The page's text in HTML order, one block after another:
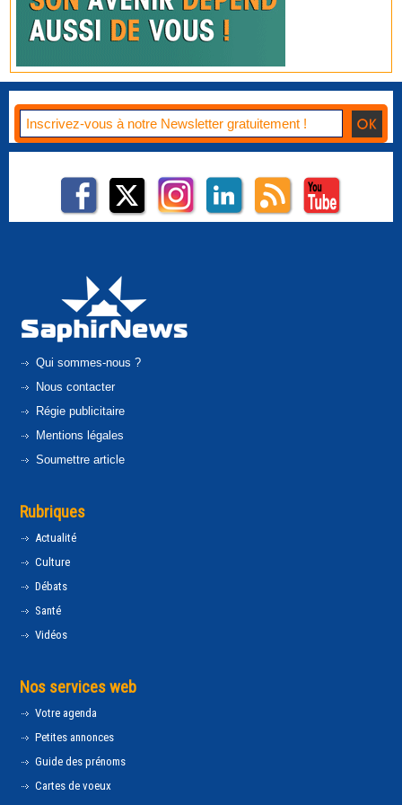
Qui sommes-nous ?
Nous contacter
Régie publicitaire
Mentions légales
Soumettre article
Rubriques
Actualité
Culture
Débats
Santé
Vidéos
Nos services web
Votre agenda
Petites annonces
Guide des prénoms
Cartes de voeux